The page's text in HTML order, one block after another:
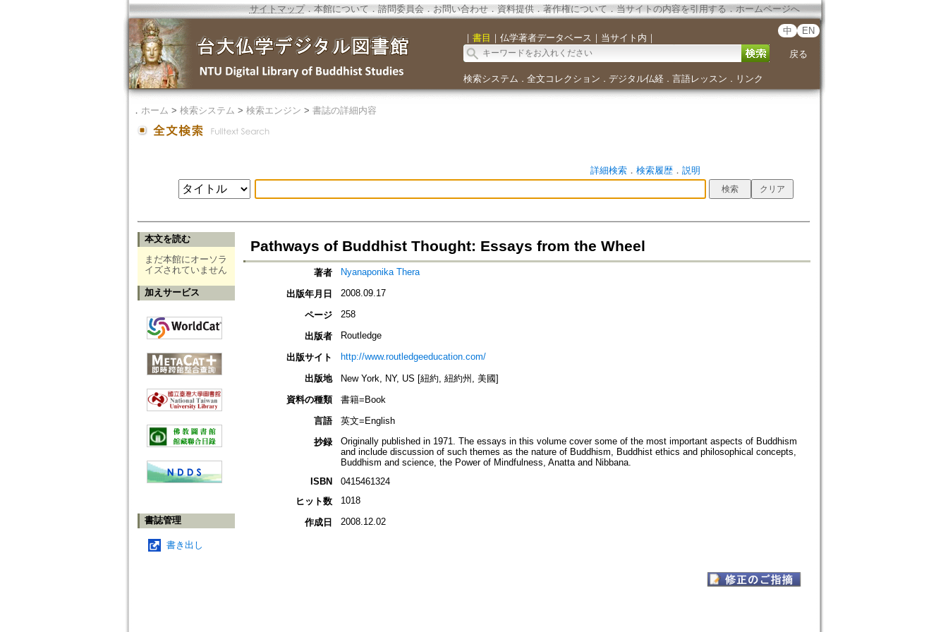
サイトマップ．本館について ． 諮問委員会． お問い合わせ． 資料提供． 著作権について．当サイトの内容を引用する ． ホームページへ
｜ 書目 ｜ 仏学著者データベース ｜ 当サイト内 ｜
中 EN
戻る
検索システム ． 全文コレクション ． デジタル仏経． 言語レッスン ． リンク
． ホーム > 検索システム > 検索エンジン > 書誌の詳細内容
詳細検索． 検索履歴． 説明
本文を読む
まだ本館にオーソラ
イズされていません
加えサービス
書誌管理
書き出し
Pathways of Buddhist Thought: Essays from the Wheel
著者 Nyanaponika Thera
出版年月日 2008.09.17
ページ 258
出版者 Routledge
出版サイト http://www.routledgeeducation.com/
出版地
New York, NY, US [紐約, 紐約州, 美國]
資料の種類
書籍=Book
言語
英文=English
抄録
Originally published in 1971. The essays in this volume cover some of the most important aspects of Buddhism
and include discussion of such themes as the nature of Buddhism, Buddhist ethics and philosophical concepts,
Buddhism and science, the Power of Mindfulness, Anatta and Nibbana.
ISBN
0415461324
ヒット数
1018
作成日 2008.12.02